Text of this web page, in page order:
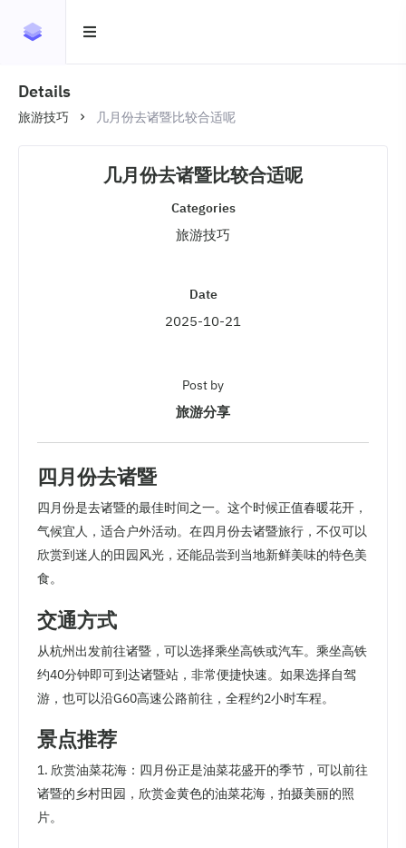
Details
旅游技巧 几月份去诸暨比较合适呢
几月份去诸暨比较合适呢
Categories
旅游技巧
Date
2025-10-21
Post by
旅游分享
四月份去诸暨
四月份是去诸暨的最佳时间之一。这个时候正值春暖花开，
气候宜人，适合户外活动。在四月份去诸暨旅行，不仅可以
欣赏到迷人的田园风光，还能品尝到当地新鲜美味的特色美
食。
交通方式
从杭州出发前往诸暨，可以选择乘坐高铁或汽车。乘坐高铁
约40分钟即可到达诸暨站，非常便捷快速。如果选择自驾
游，也可以沿G60高速公路前往，全程约2小时车程。
景点推荐
1. 欣赏油菜花海：四月份正是油菜花盛开的季节，可以前往
诸暨的乡村田园，欣赏金黄色的油菜花海，拍摄美丽的照
片。